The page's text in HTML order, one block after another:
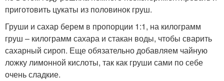
приготовить цукаты из половинок груш.
Груши и сахар берем в пропорции 1:1, на килограмм
груш – килограмм сахара и стакан воды, чтобы сварить
сахарный сироп. Еще обязательно добавляем чайную
ложку лимонной кислоты, так как груши сами по себе
очень сладкие.